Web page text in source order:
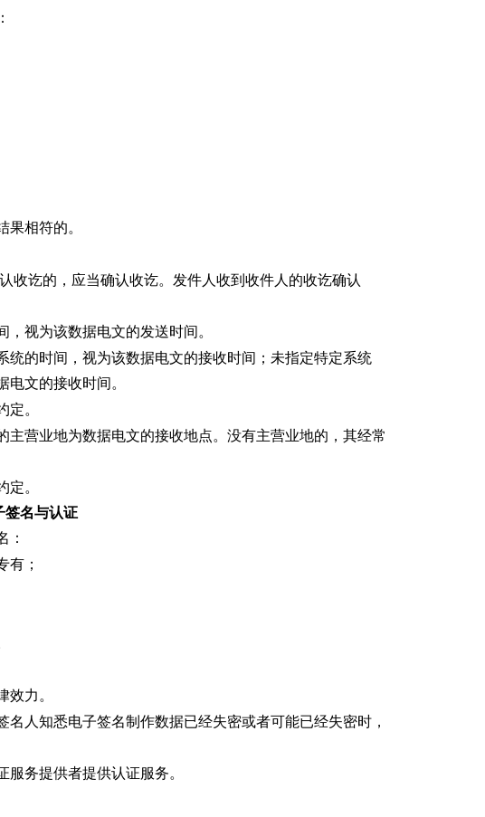
果相符的。
收讫的，应当确认收讫。发件人收到收件人的收讫确认
视为该数据电文的发送时间。
的时间，视为该数据电文的接收时间；未指定特定系统
文的接收时间。
。
营业地为数据电文的接收地点。没有主营业地的，其经常
。
签名与认证
：
有；
力。
人知悉电子签名制作数据已经失密或者可能已经失密时，
务提供者提供认证服务。